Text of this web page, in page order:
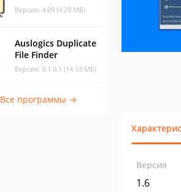
Версия: 4.09 (4.29 МБ)
Auslogics Duplicate
File Finder
Версия: 9.1.0.1 (14.13 МБ)
Все программы →
Версия
1.6